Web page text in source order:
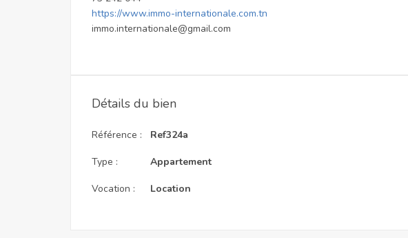
https://www.immo-internationale.com.tn
immo.internationale@gmail.com
Détails du bien
Référence :
Type :
Vocation :
Ref324a
Appartement
Location